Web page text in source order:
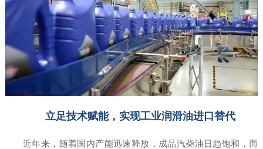
立足技术赋能，实现工业润滑油进口替代
近年来，随着国内产能迅速释放，成品汽柴油日趋饱和，而